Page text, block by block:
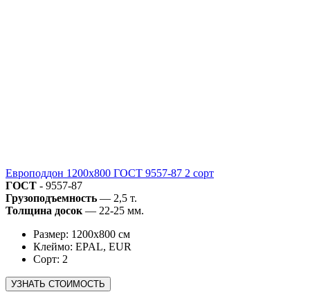
Европоддон 1200х800 ГОСТ 9557-87 2 сорт
ГОСТ - 9557-87
Грузоподъемность — 2,5 т.
Толщина досок — 22-25 мм.
Размер: 1200х800 см
Клеймо: EPAL, EUR
Сорт: 2